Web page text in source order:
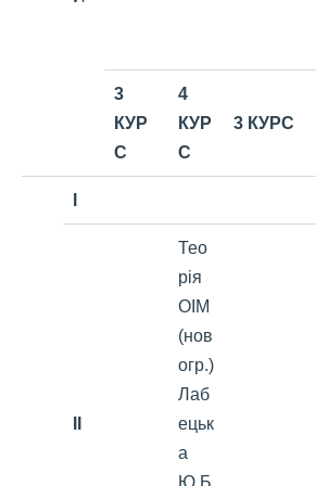
3
КУР
С
4
КУР
С
3 КУРС
Тео
рія
ОІМ
(нов
огр.)
Лаб
ецьк
а